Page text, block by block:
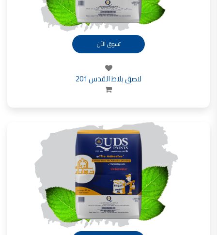
شركات دهانات في الاردن
تسوق الأن
لاصق بلاط القدس 201